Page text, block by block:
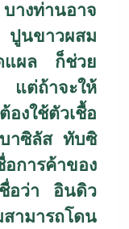
บางท่านอาจ
ปูนขาวผสม
แผล ก็ช่วย
แต่ถ้าจะให้
งใช้ตัวเชื้อ
าซิลัส ทับซิ
การค้าของ
อว่า อินดิว
ามารถโดน